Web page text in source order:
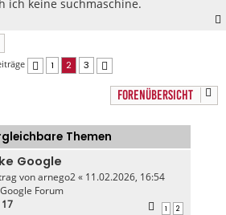
ich keine suchmaschine.
Vorherige
1 2 3
FORENÜBERSICHT
Themen
Google
vonarnego2« 11.02.2026, 16:54
Google Forum
17 1 2